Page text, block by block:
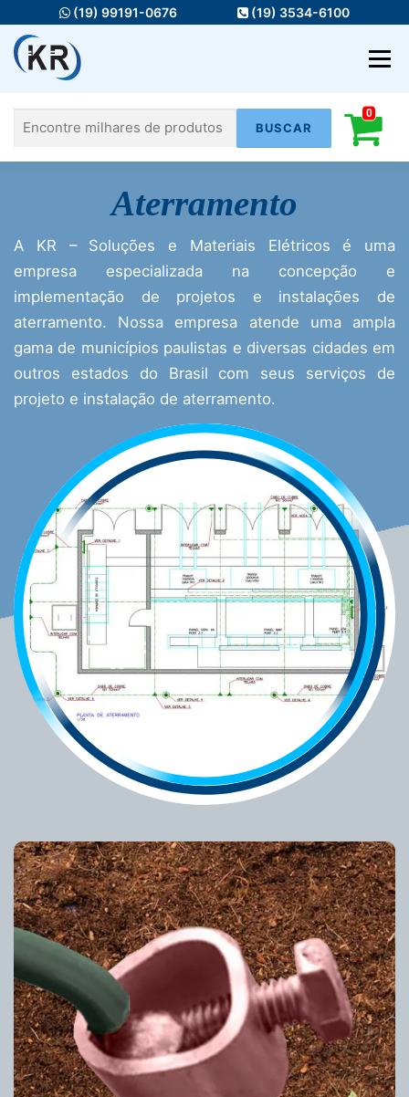
conteúdo
(19) 99191-0676 (19) 3534-6100
Menu
HOME MATERIAIS ELÉTRICOS
FIOS E CABOS ILUMINAÇÃO
AUTOMAÇÃO INFRA SERVIÇOS
Pesquisar
0
Aterramento
A KR – Soluções e Materiais Elétricos é uma
empresa especializada na concepção e
implementação de projetos e instalações de
aterramento. Nossa empresa atende uma ampla
gama de municípios paulistas e diversas cidades em
outros estados do Brasil com seus serviços de
projeto e instalação de aterramento.